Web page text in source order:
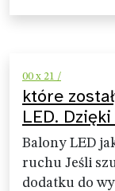
00 x 21 /
które
LED.
Balony LED
ruchu Jeśli
dodatku do